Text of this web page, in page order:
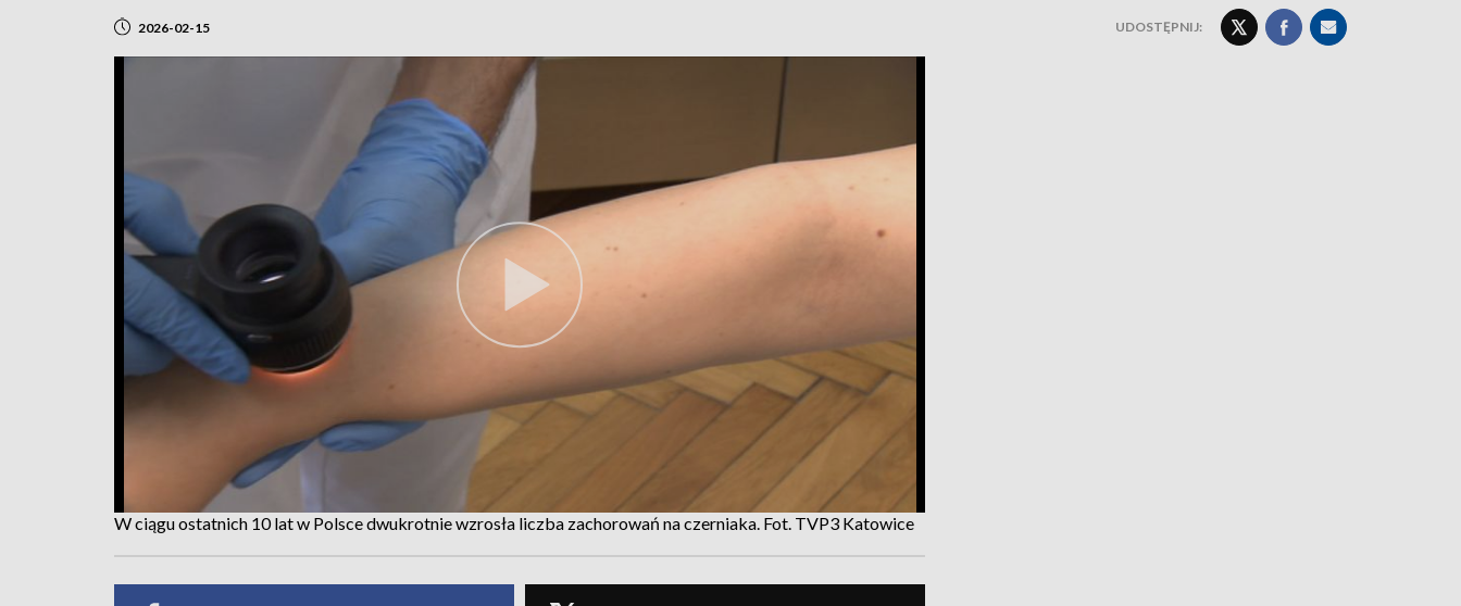
2026-02-15 UDOSTĘPNIJ:
W ciągu ostatnich 10 lat w Polsce dwukrotnie wzrosła liczba zachorowań na czerniaka. Fot. TVP3 Katowice